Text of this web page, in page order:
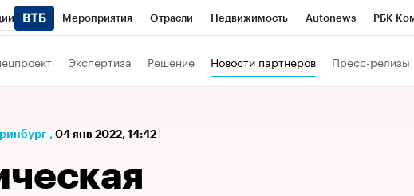
Мероприятия Отрасли Недвижимость Autonews РБК
Экспертиза Решение Новости партнеров Пресс-релизы
, 04 янв 2022, 14:42